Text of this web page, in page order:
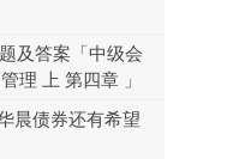
及答案「中级会
理 上 第四章 」
晨债券还有希望